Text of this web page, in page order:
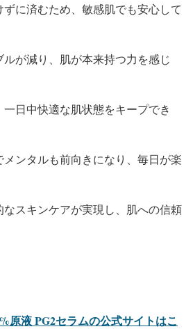
に済むため、敏感肌でも安心して
が減り、肌が本来持つ力を感じ
日中快適な肌状態をキープでき
ンタルも前向きになり、毎日が楽
なスキンケアが実現し、肌への信頼
原液 PG2セラムの公式サイトはこ